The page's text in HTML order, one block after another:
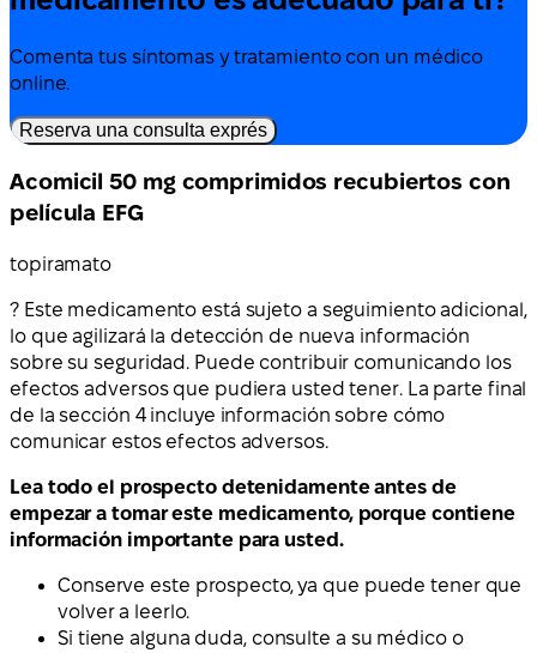
Comenta tus síntomas y tratamiento con un médico
online.
Reserva una consulta exprés
Acomicil 50 mg comprimidos recubiertos con
película EFG
topiramato
? Este medicamento está sujeto a seguimiento adicional,
lo que agilizará la detección de nueva información
sobre su seguridad. Puede contribuir comunicando los
efectos adversos que pudiera usted tener. La parte final
de la sección 4 incluye información sobre cómo
comunicar estos efectos adversos.
Lea todo el prospecto detenidamente antes de
empezar a tomar este medicamento, porque contiene
información importante para usted.
Conserve este prospecto, ya que puede tener que
volver a leerlo.
Si tiene alguna duda, consulte a su médico o